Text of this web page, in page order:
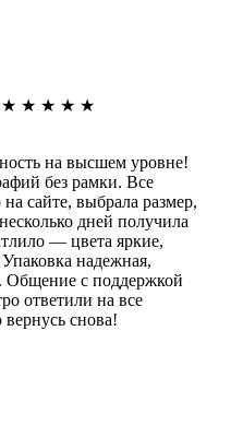
★ ★ ★ ★ ★
на высшем уровне!
без рамки. Все
сайте, выбрала размер,
дней получила
— цвета яркие,
надежная,
Общение с поддержкой
ответили на все
снова!